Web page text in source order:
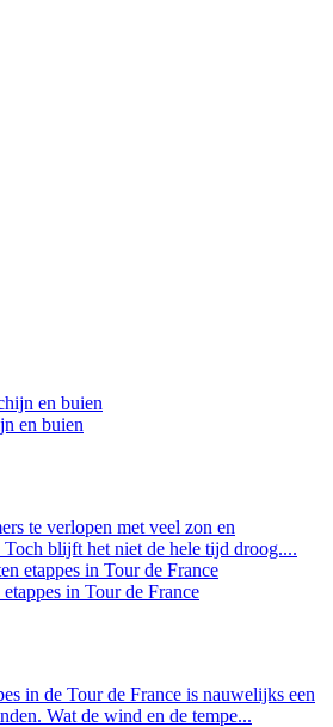
en buien
te verlopen met veel zon en
Toch blijft het niet de hele tijd droog....
in Tour de France
in de Tour de France is nauwelijks een
Wat de wind en de tempe...